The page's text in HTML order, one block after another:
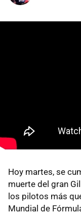
Hoy martes, se
muerte del gran
los pilotos más
Mundial de